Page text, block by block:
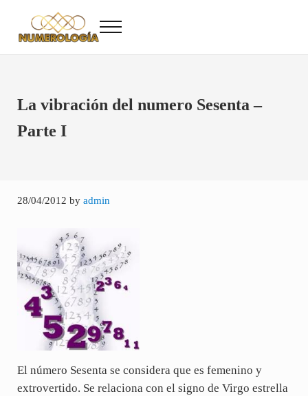
Numerología
Menu
La vibración del numero Sesenta –
Parte I
28/04/2012 by admin
El número Sesenta se considera que es femenino y
extrovertido. Se relaciona con el signo de Virgo estrella